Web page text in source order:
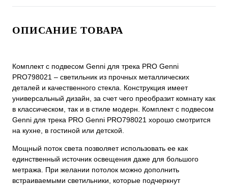
ОПИСАНИЕ ТОВАРА
Комплект с подвесом Genni для трека PRO Genni
PRO798021 – светильник из прочных металлических
деталей и качественного стекла. Конструкция имеет
универсальный дизайн, за счет чего преобразит комнату как
в классическом, так и в стиле модерн. Комплект с подвесом
Genni для трека PRO Genni PRO798021 хорошо смотрится
на кухне, в гостиной или детской.
Мощный поток света позволяет использовать ее как
единственный источник освещения даже для большого
метража. При желании потолок можно дополнить
встраиваемыми светильники, которые подчеркнут